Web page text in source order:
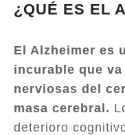
¿QUÉ ES EL
El Alzheimer es
incurable que
nerviosas del
masa cerebral.
deterioro